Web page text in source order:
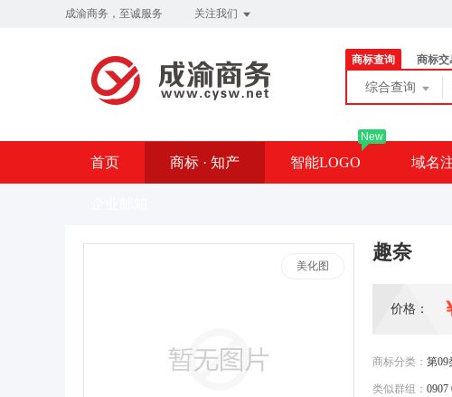
成渝商务，至诚服务 关注我们
商标查询 商标交
综合查询
首页 商标 · 知产 智能LOGO
New
域名
美化图
趣奈
价格：
商标分类： 第09
类似群组： 0907